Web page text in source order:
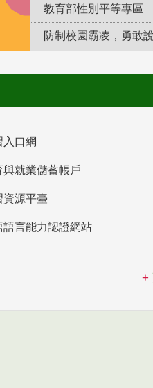
教育部性別平等專區
入口網
與就業儲蓄帳戶
資源平臺
語言能力認證網站